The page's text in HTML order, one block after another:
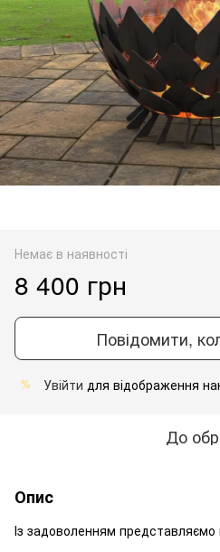
Немає в наявності
8 400 грн
Повідомити,
% Увійти для відображення
До
Опис
Із задоволенням